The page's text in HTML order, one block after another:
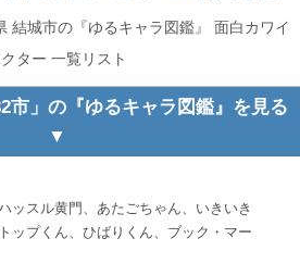
結城市の『ゆるキャラ図鑑』 面白カワイ
ター 一覧リスト
市」の『ゆるキャラ図鑑』を見る
▼
ッスル黄門、あたごちゃん、いきいき
ップくん、ひばりくん、ブック・マー